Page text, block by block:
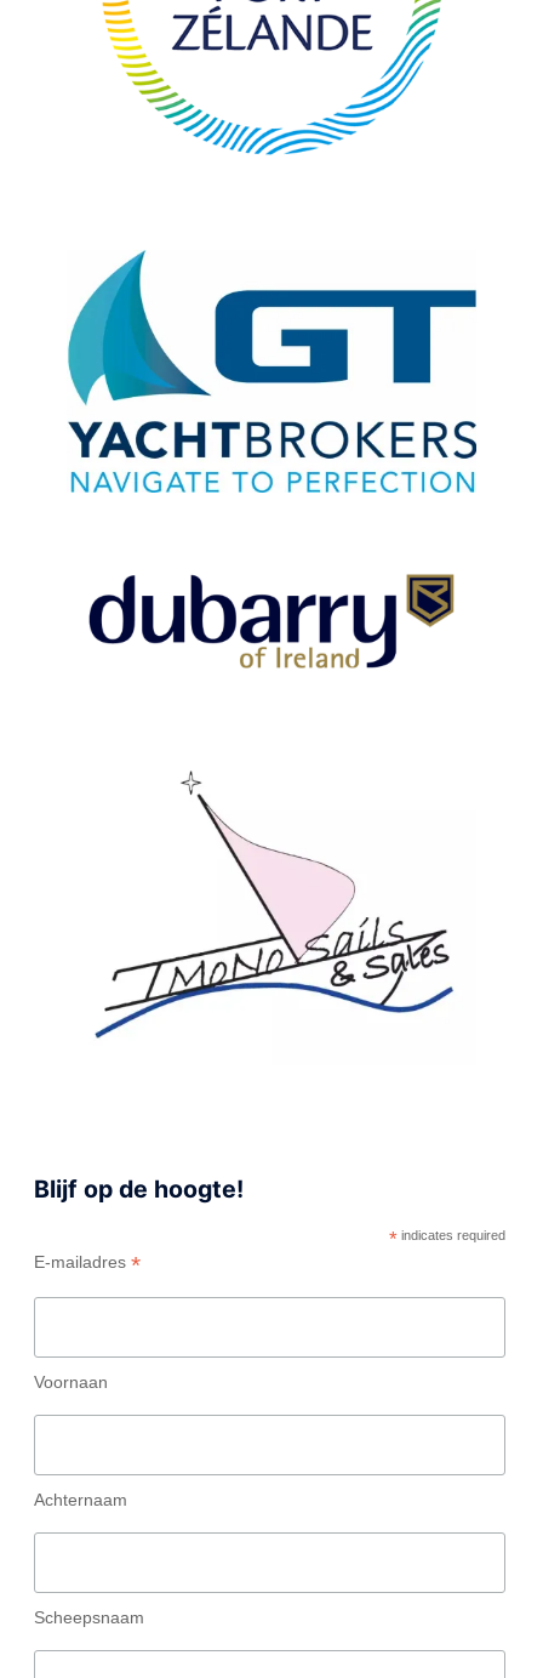
Blijf op de hoogte!
*indicates required
E-mailadres *
Voornaan
Achternaam
Scheepsnaam